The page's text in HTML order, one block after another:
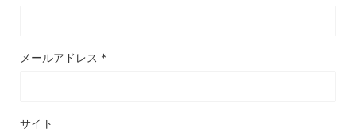
メールアドレス *
サイト